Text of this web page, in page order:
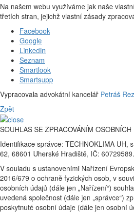
Na našem webu využíváme jak naše
třetích stran, jejichž vlastní zásady
Facebook
Google
LinkedIn
Seznam
Smartlook
Smartsupp
Vypracovala advokátní kancelář Petráš
Zpět
SOUHLAS SE ZPRACOVÁNÍM OSOBNÍCH
Identifikace správce: TECHNOKLIMA UH,
62, 68601 Uherské Hradiště, IČ: 60729589.
V souladu s ustanoveními Nařízení
2016/679 o ochraně fyzických osob, v
osobních údajů (dále jen „Nařízení“)
uvedená společnost (dále jen „správce“)
poskytnuté osobní údaje (dále jen osobní